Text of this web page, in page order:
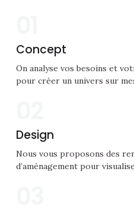
Concept
On analyse vos besoins et
pour créer un univers sur
Design
Nous vous proposons des
d’aménagement pour